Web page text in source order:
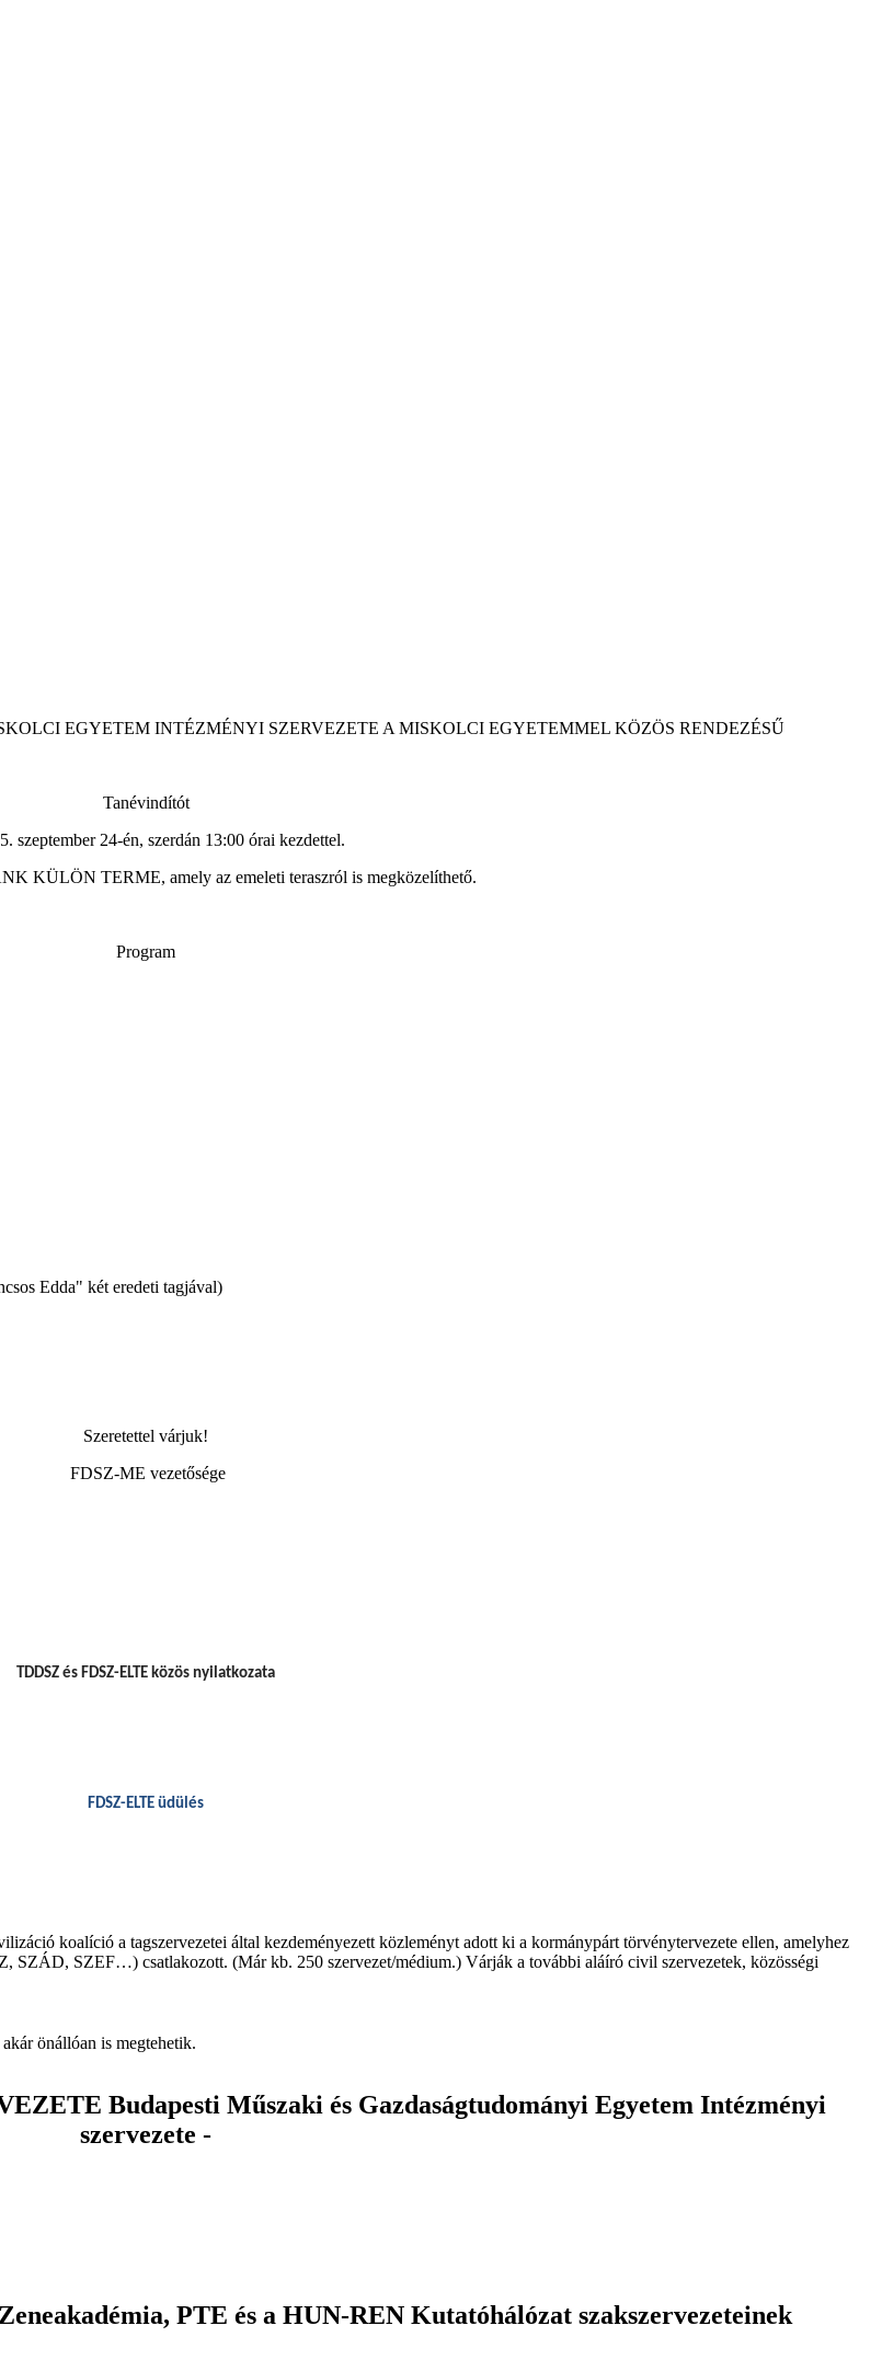
EGYETEM INTÉZMÉNYI SZERVEZETE A MISKOLCI EGYETEMMEL KÖZÖS RENDEZÉSŰ
Tanévindítót
szeptember 24-én, szerdán 13:00 órai kezdettel.
KÜLÖN TERME, amely az emeleti teraszról is megközelíthető.
Program
Edda" két eredeti tagjával)
Szeretettel várjuk!
FDSZ-ME vezetősége
TDDSZ és FDSZ-ELTE közös nyilatkozata
FDSZ-ELTE üdülés
koalíció a tagszervezetei által kezdeményezett közleményt adott ki a kormánypárt törvénytervezete ellen, amelyhez
SZÁD, SZEF…) csatlakozott. (Már kb. 250 szervezet/médium.) Várják a további aláíró civil szervezetek, közösségi
önállóan is megtehetik.
Budapesti Műszaki és Gazdaságtudományi Egyetem Intézményi
szervezete -
PTE és a HUN-REN Kutatóhálózat szakszervezeteinek